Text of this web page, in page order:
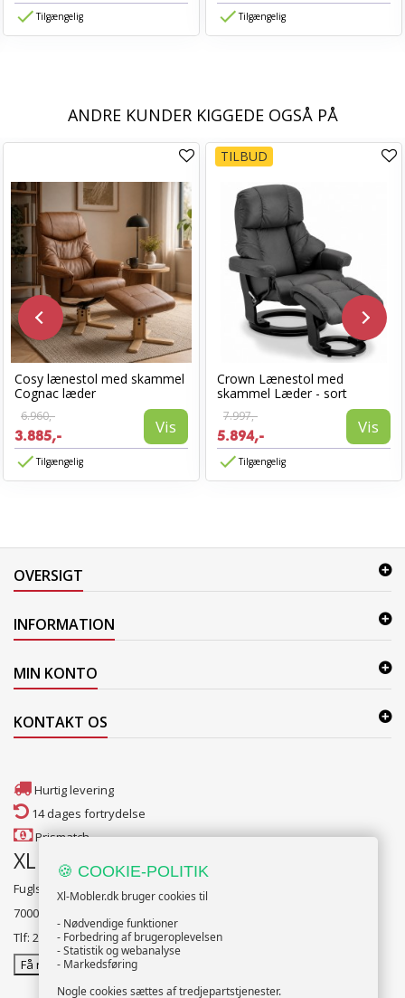
Tilgængelig Tilgængelig
ANDRE KUNDER KIGGEDE OGSÅ PÅ
Cosy lænestol med skammel
Cognac læder
6.960,-
3.885,- Vis
Tilgængelig
TILBUD
Crown Lænestol med
skammel Læder - sort
7.997,-
5.894,- Vis
Tilgængelig
OVERSIGT
INFORMATION
MIN KONTO
KONTAKT OS
Hurtig levering
14 dages fortrydelse
Prismatch
XL Møbler Fredericia
Fuglsang alle 2
7000 Fredericia
Tlf: 2131 1341
Få rutevejledning
🍪 COOKIE-POLITIK
Xl-Mobler.dk bruger cookies til
- Nødvendige funktioner
- Forbedring af brugeroplevelsen
- Statistik og webanalyse
- Markedsføring
Nogle cookies sættes af tredjepartstjenester.